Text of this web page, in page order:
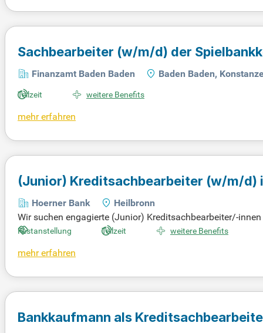
Sachbearbeiter (w/m/d) der
Finanzamt Baden Baden Baden Baden,
Teilzeit weitere Benefits
mehr erfahren
(Junior) Kreditsachbearbeiter (w/m/d)
Hoerner Bank
Hoerner Bank
Heilbronn
Wir suchen engagierte (Junior) Kreditsachbearbeiter/-
fgaben gehören die Kreditsachbearbeitung, Erstellung von
chem Denkvermögen legen wir Wert auf Teamarbeit und
rbeitsumfeld und umfangreichen Mitarbeiter-Benefits.
Festanstellung Teilzeit weitere Benefits
mehr erfahren
Bankkaufmann als